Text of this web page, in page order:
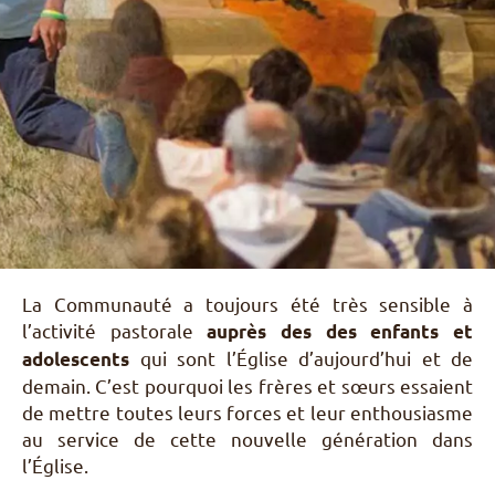
Pèlerinages
S’engager – missions
Nourrir sa vie spirituelle
Du temps pour Dieu
EN
DE
IT
PL
PT
ES
HU
La Communauté a toujours été très sensible à
l’activité pastoraleauprès des des enfants et
adolescents qui sont l’Église d’aujourd’hui et de
demain. C’est pourquoi les frères et sœurs essaient
de mettre toutes leurs forces et leur enthousiasme
au service de cette nouvelle génération dans
l’Église.